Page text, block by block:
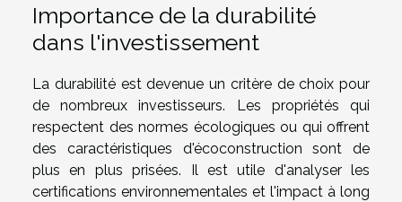
Importance de la durabilité
dans l'investissement
La durabilité est devenue un critère de choix pour
de nombreux investisseurs. Les propriétés qui
respectent des normes écologiques ou qui offrent
des caractéristiques d'écoconstruction sont de
plus en plus prisées. Il est utile d'analyser les
certifications environnementales et l'impact à long